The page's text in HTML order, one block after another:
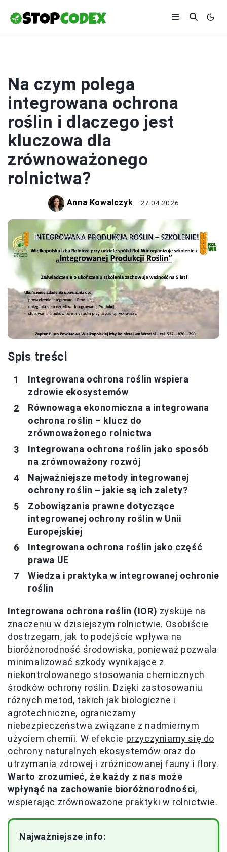
Na czym polega
integrowana ochrona
roślin i dlaczego jest
kluczowa dla
zrównoważonego
rolnictwa?
Anna Kowalczyk 27.04.2026
Spis treści
Integrowana ochrona roślin wspiera
zdrowie ekosystemów
Równowaga ekonomiczna a integrowana
ochrona roślin – klucz do
zrównoważonego rolnictwa
Integrowana ochrona roślin jako sposób
na zrównoważony rozwój
Najważniejsze metody integrowanej
ochrony roślin – jakie są ich zalety?
Zobowiązania prawne dotyczące
integrowanej ochrony roślin w Unii
Europejskiej
Integrowana ochrona roślin jako część
prawa UE
Wiedza i praktyka w integrowanej ochronie
roślin
Integrowana ochrona roślin (IOR) zyskuje na
znaczeniu w dzisiejszym rolnictwie. Osobiście
dostrzegam, jak to podejście wpływa na
bioróżnorodność środowiska, ponieważ pozwala
minimalizować szkody wynikające z
niekontrolowanego stosowania chemicznych
środków ochrony roślin. Dzięki zastosowaniu
różnych metod, takich jak biologiczne i
agrotechniczne, ograniczamy
niebezpieczeństwa związane z nadmiernym
użyciem chemii. W efekcie przyczyniamy się do
ochrony naturalnych ekosystemów oraz do
utrzymania zdrowej i zróżnicowanej fauny i flory.
Warto zrozumieć, że każdy z nas może
wpłynąć na zachowanie bioróżnorodności,
wspierając zrównoważone praktyki w rolnictwie.
Najważniejsze info: